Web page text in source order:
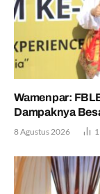
Wamenpar:
Dampaknya
8 Agustus 2026